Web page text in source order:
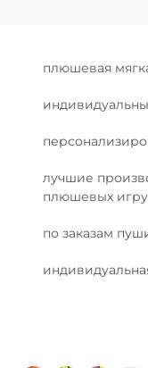
плюшевая
лучшие
плюшевых
по заказам